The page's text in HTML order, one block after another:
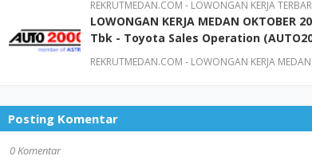
REKRUTMEDAN.COM - LOWONGAN KERJA
LOWONGAN KERJA MEDAN
Tbk - Toyota Sales Operation
REKRUTMEDAN.COM - LOWONGAN KERJA
Posting Komentar
0 Komentar